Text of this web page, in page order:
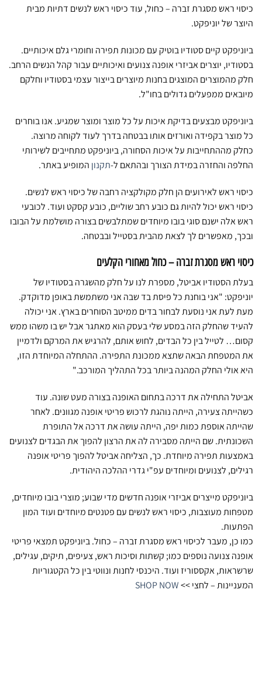
כיסוי ראש מסגרת זברה – כחול, עוד כיסוי ראש לנשים דתיות מבית
היוצר של יוניפקט.
ביוניפקט קיים סטודיו בוטיק עם מכונות תפירה וחומרי גלם איכותיים.
בסטודיו, יוצרים אביזרי אופנה צנועים ואיכותיים עבור קהל הנשים הרחב.
חלק מהמוצרים המוצגים בחנות מיוצרים בייצור עצמי בסטודיו וחלקם
מיובאים ממפעלים גדולים בחו"ל.
ביוניפקט מבצעים בדיקת איכות על כל מוצר ומוצר שמגיע. אנו בוחרים
כל מוצר בקפידה ואורזים אותו בבטחה בדרך לעוד לקוחה מרוצה.
כחלק מההתחייבות על איכות הסחורה, ביוניפקט מתחייבים לשירותי
החלפה והחזרה במידת הצורך ובהתאם ל-תקנון המופיע באתר.
כיסוי ראש לאירועים הן חלק מקולקציה רחבה של כיסוי ראש לנשים.
כיסוי ראש יכול להיות גם כובע רחב שוליים, כובע קסקט ועוד. לכובעי
ראש אלה ישנם סוגי בובו מיוחדים שמתלבשים בצורה מושלמת על הבובו
ובכך, מאפשרים לך לצאת מהבית בסטייל ובבטחה.
כיסוי ראש מסגרת זברה – כחול מאחורי הקלעים
בעלת הסטודיו אביטל, מספרת לנו על חלק מהשגרה בסטודיו של
יוניפקט: "אני בוחנת כל פיסת בד שבה אני משתמשת באופן מדוקדק.
מעת לעת אני נוסעת לבחור בדים ממיטב הסוחרים בארץ. אני יכולה
להעיד שהחלק הזה במסע שלי בעסק הוא מאתגר אבל יש בו משהו ממש
קסום… לטייל בין כל הבדים, לחוש אותם, להרגיש את המרקם ולדמיין
את המטפחת הבאה שתצא ממכונת התפירה. ההתחלה המיוחדת הזו,
היא אולי החלק המהנה ביותר בכל התהליך המורכב."
אביטל התחילה את דרכה בתחום האופנה בצורה מעט שונה. עוד
כשהייתה צעירה, הייתה נוהגת לרכוש פריטי אופנה מגוונים. לאחר
שהייתה אוספת כמות יפה, הייתה עושה את דרכה אל התופרת
השכונתית. שם הייתה מסבירה לה את הרצון להפוך את הבגדים לצנועים
באמצעות תפירה מיוחדת. כך, הצליחה אביטל להפוך פריטי אופנה
רגילים, לצנועים ומיוחדים עפ"י גדרי ההלכה היהודית.
ביוניפקט מייצרים אביזרי אופנה חדשים מדי שבוע; מוצרי בובו מיוחדים,
מטפחות מעוצבות, כיסוי ראש לנשים עם פטנטים מיוחדים ועוד המון
הפתעות.
כמו כן, מעבר לכיסוי ראש מסגרת זברה – כחול. ביוניפקט תמצאי פריטי
אופנה צנועה נוספים כמו; קשתות וסיכות ראש, צעיפים, תיקים, עגילים,
שרשראות, אקססוריז ועוד. היכנסי לחנות ונווטי בין כל הקטגוריות
המעניינות – לחצי >>